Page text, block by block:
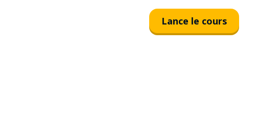
Lance le cours